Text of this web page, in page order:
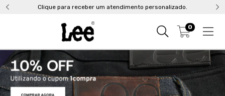
Clique para receber um atendimento personalizado.
0